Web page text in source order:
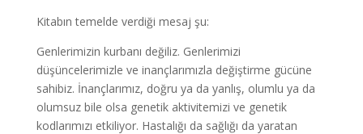
Kitabın temelde verdiği mesaj şu:
Genlerimizin kurbanı değiliz. Genlerimizi
düşüncelerimizle ve inançlarımızla değiştirme gücüne
sahibiz. İnançlarımız, doğru ya da yanlış, olumlu ya da
olumsuz bile olsa genetik aktivitemizi ve genetik
kodlarımızı etkiliyor. Hastalığı da sağlığı da yaratan